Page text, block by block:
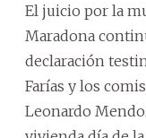
El juicio por la
Maradona
declaración
Farías y los
Leonardo